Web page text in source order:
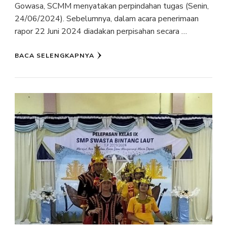
Gowasa, SCMM menyatakan perpindahan tugas (Senin,
24/06/2024). Sebelumnya, dalam acara penerimaan
rapor 22 Juni 2024 diadakan perpisahan secara …
BACA SELENGKAPNYA